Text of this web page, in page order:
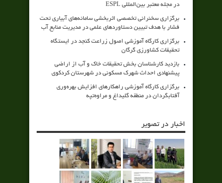
در مجله معتبر بین‌المللی ESPL
برگزاری سخنرانی تخصصی اثربخشی سامانه‌های آبیاری تحت
فشار با هدف تبیین دستاوردهای علمی در مدیریت منابع آب
برگزاری کارگاه آموزشی اصول زراعت کنجد در ایستگاه
تحقیقات کشاورزی گرگان
بازدید کارشناسان بخش تحقیقات خاک و آب از اراضی
پیشنهادی احداث شهرک مسکونی در شهرستان کردکوی
برگزاری کارگاه آموزشی راهکارهای افزایش بهره‌وری
آفتابگردان در منطقه گلیداغ و مراوه‌تپه
اخبار در تصویر